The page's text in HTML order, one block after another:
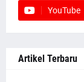
YouTube
Artikel Terbaru